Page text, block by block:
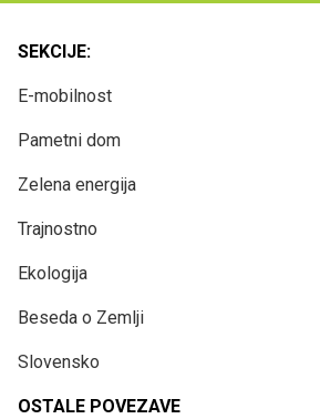
SEKCIJE:
E-mobilnost
Pametni dom
Zelena energija
Trajnostno
Ekologija
Beseda o Zemlji
Slovensko
OSTALE POVEZAVE